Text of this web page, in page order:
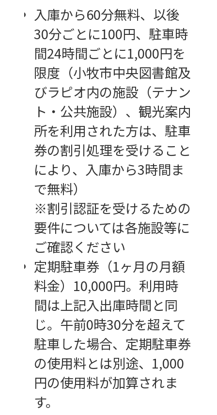
入庫から60分無料、以後
30分ごとに100円、駐車時
間24時間ごとに1,000円を
限度（小牧市中央図書館及
びラピオ内の施設（テナン
ト・公共施設）、観光案内
所を利用された方は、駐車
券の割引処理を受けること
により、入庫から3時間ま
で無料）
※割引認証を受けるための
要件については各施設等に
ご確認ください
定期駐車券（1ヶ月の月額
料金）10,000円。利用時
間は上記入出庫時間と同
じ。午前0時30分を超えて
駐車した場合、定期駐車券
の使用料とは別途、1,000
円の使用料が加算されま
す。